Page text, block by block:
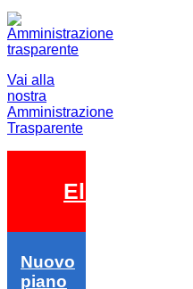
Vai alla
nostra
Amministrazione
Trasparente
Elezioni 2026
Nuovo
piano